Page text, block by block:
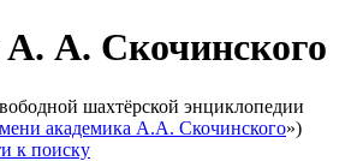
А. Скочинского
шахтёрской энциклопедии
академика А.А. Скочинского»)
к поиску